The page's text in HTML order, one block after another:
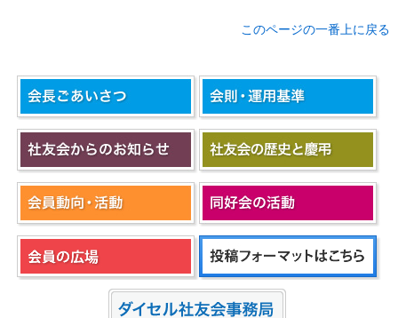
このページの一番上に戻る